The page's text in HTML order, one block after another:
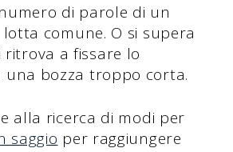
di parole di un
comune. O si supera
ritrova a fissare lo
una bozza troppo corta.
alla ricerca di modi per
saggio per raggiungere